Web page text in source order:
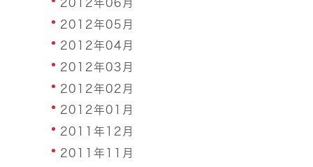
2012年06月
2012年05月
2012年04月
2012年03月
2012年02月
2012年01月
2011年12月
2011年11月